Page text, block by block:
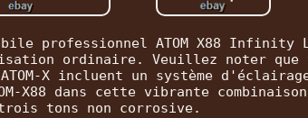
professionnel ATOM X88 Infinity
ordinaire. Veuillez noter que
X incluent un système d'éclairage
X88 dans cette vibrante
tons non corrosive.